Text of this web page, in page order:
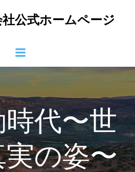
ン
ツ
へ
ッ
プ
社公式ホームページ
代〜世
の姿〜